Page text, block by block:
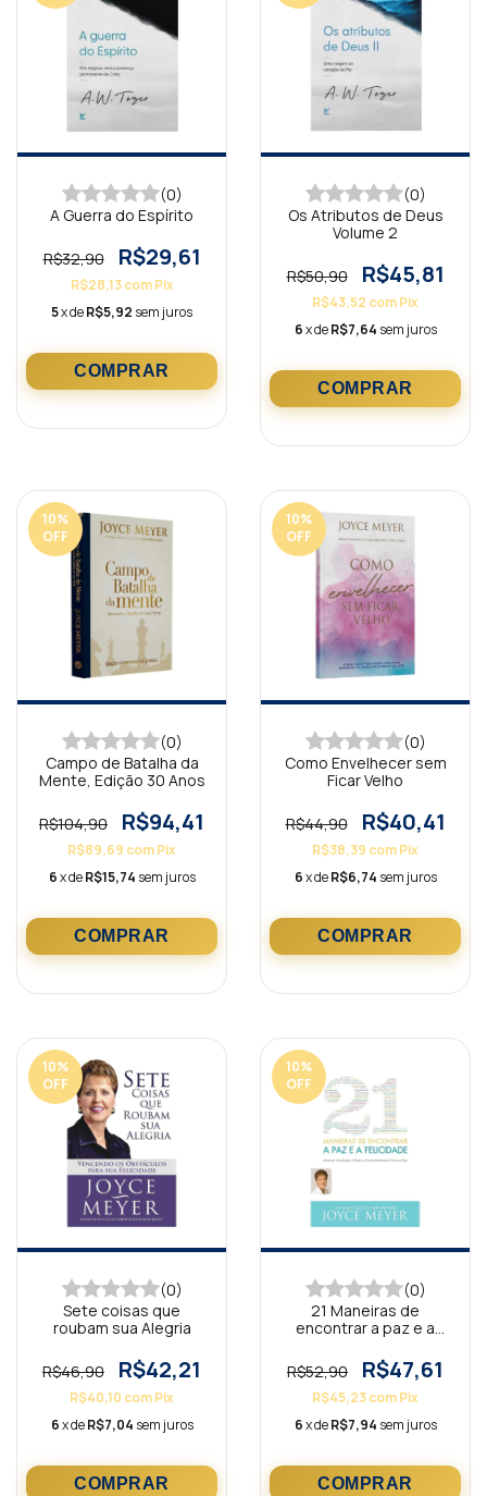
(0)
A Guerra do Espírito
R$32,90 R$29,61
R$28,13com Pix
5x deR$5,92 sem juros
(0)
Os Atributos de Deus
Volume 2
R$50,90 R$45,81
R$43,52 comPix
6x deR$7,64 sem juros
10%
OFF
(0)
Campo de Batalha da
Mente, Edição 30 Anos
R$104,90 R$94,41
R$89,69 comPix
6x deR$15,74 sem juros
10%
OFF
(0)
Como Envelhecer sem
Ficar Velho
R$44,90 R$40,41
R$38,39 comPix
6x deR$6,74 sem juros
10%
OFF
(0)
Sete coisas que
roubam sua Alegria
R$46,90 R$42,21
R$40,10 comPix
6x deR$7,04 sem juros
10%
OFF
(0)
21 Maneiras de
encontrar a paz e a
R$52,90
R$47,61
R$45,23comPix
6x deR$7,94 sem juros